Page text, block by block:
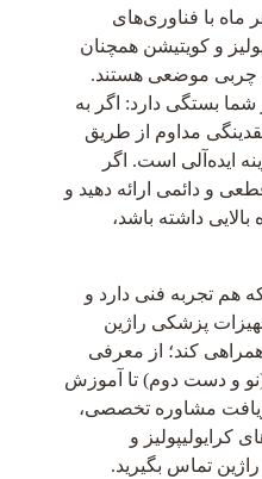
ماه با فناوری‌های
و کویتیشن همچنان
موضعی هستند.
شما بستگی دارد: اگر به
مداوم از طریق
ایده‌آلی است. اگر
و دائمی ارائه دهید و
داشته باشد،
هم تجربه فنی دارد و
پزشکی راژین
کند؛ از معرفی
(نو و دست دوم) تا آموزش
مشاوره تخصصی،
کرایولیپولیز و
تماس بگیرید.